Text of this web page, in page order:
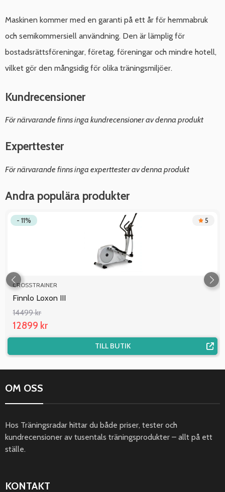
Maskinen kommer med en garanti på ett år för hemmabruk
och semikommersiell användning. Den är lämplig för
bostadsrättsföreningar, företag, föreningar och mindre hotell,
vilket gör den mångsidig för olika träningsmiljöer.
Kundrecensioner
För närvarande finns inga kundrecensioner av denna produkt
Experttester
För närvarande finns inga experttester av denna produkt
Andra populära produkter
- 11% 5
CROSSTRAINER
Finnlo Loxon III
14499 kr
12899 kr
TILL BUTIK
OM OSS
Hos Träningsradar hittar du både priser, tester och
kundrecensioner av tusentals träningsprodukter – allt på ett
ställe.
KONTAKT